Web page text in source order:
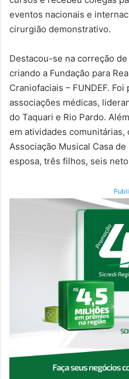
eventos nacionais e
cirurgião demonstrativo.
Destacou-se na correção
criando a Fundação para
Craniofaciais – FUNDEF.
associações médicas,
do Taquari e Rio Pardo.
em atividades comunitárias,
Associação Musical Casa
esposa, três filhos, seis